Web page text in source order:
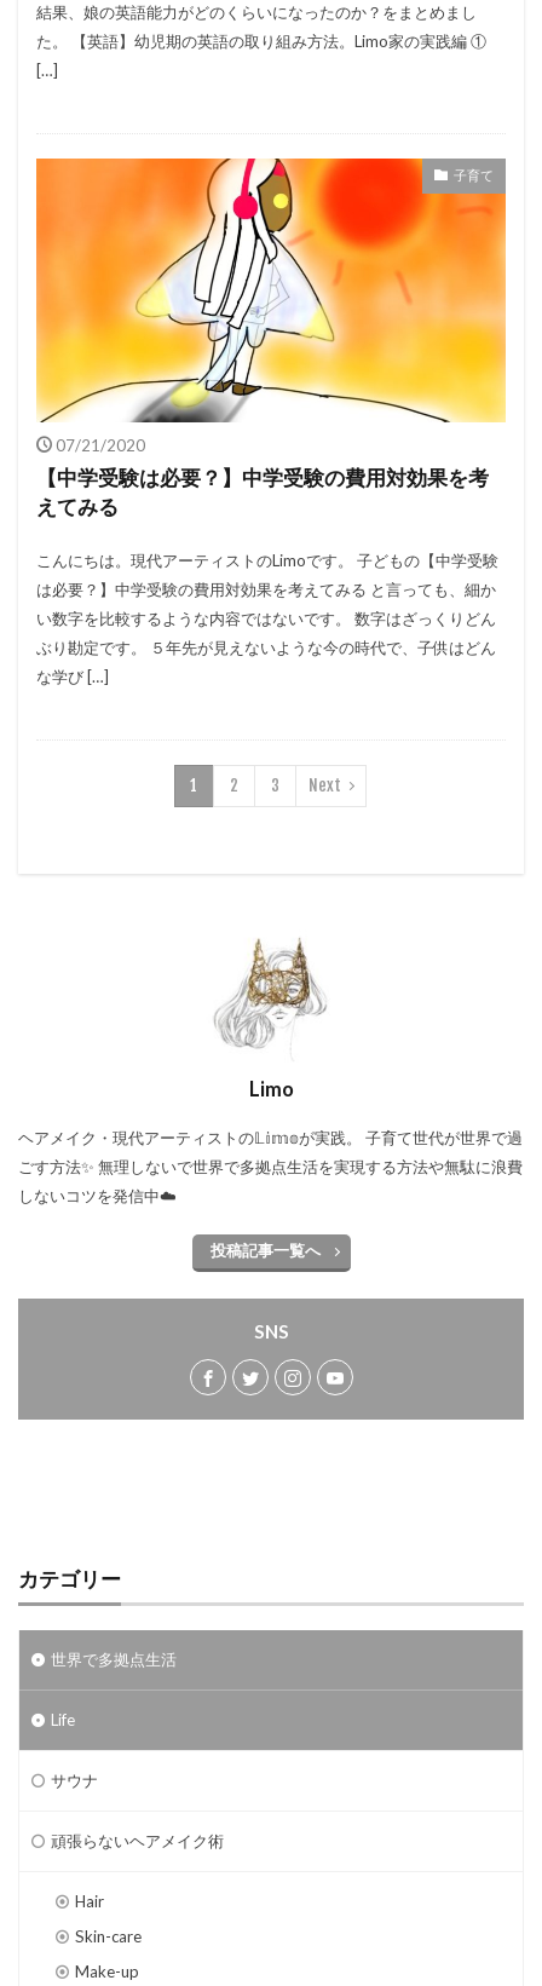
結果、娘の英語能力がどのくらいになったのか？をまとめまし
た。 【英語】幼児期の英語の取り組み方法。Limo家の実践編 ①
[…]
子育て
07/21/2020
【中学受験は必要？】中学受験の費用対効果を考
えてみる
こんにちは。現代アーティストのLimoです。 子どもの【中学受験
は必要？】中学受験の費用対効果を考えてみる と言っても、細か
い数字を比較するような内容ではないです。 数字はざっくりどん
ぶり勘定です。 ５年先が見えないような今の時代で、子供はどん
な学び […]
1 2 3 Next
Limo
ヘアメイク・現代アーティストの𝕃𝕚𝕞𝕠が実践。 子育て世代が世界で過
ごす方法✨ 無理しないで世界で多拠点生活を実現する方法や無駄に浪費
しないコツを発信中☁️
投稿記事一覧へ
SNS
カテゴリー
世界で多拠点生活
Life
サウナ
頑張らないヘアメイク術
Hair
Skin-care
Make-up